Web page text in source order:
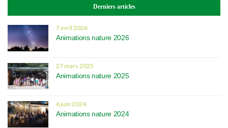
Derniers articles
7 avril 2026
Animations nature 2026
27 mars 2025
Animations nature 2025
6 juin 2024
Animations nature 2024